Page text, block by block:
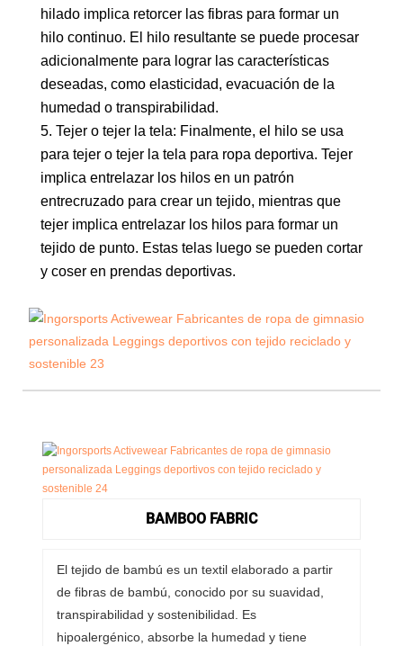
hilado implica retorcer las fibras para formar un
hilo continuo. El hilo resultante se puede procesar
adicionalmente para lograr las características
deseadas, como elasticidad, evacuación de la
humedad o transpirabilidad.
5. Tejer o tejer la tela: Finalmente, el hilo se usa
para tejer o tejer la tela para ropa deportiva. Tejer
implica entrelazar los hilos en un patrón
entrecruzado para crear un tejido, mientras que
tejer implica entrelazar los hilos para formar un
tejido de punto. Estas telas luego se pueden cortar
y coser en prendas deportivas.
BAMBOO FABRIC
El tejido de bambú es un textil elaborado a partir
de fibras de bambú, conocido por su suavidad,
transpirabilidad y sostenibilidad. Es
hipoalergénico, absorbe la humedad y tiene